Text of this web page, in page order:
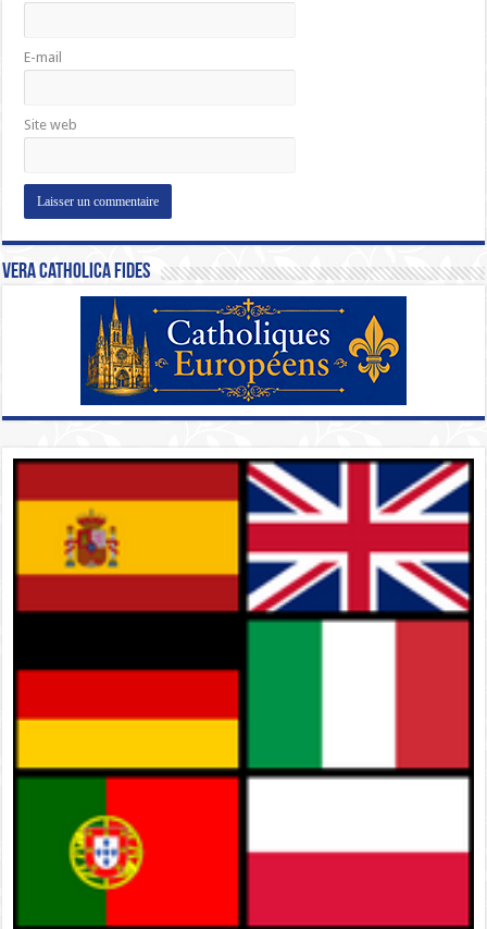
E-mail
Site web
Vera Catholica Fides